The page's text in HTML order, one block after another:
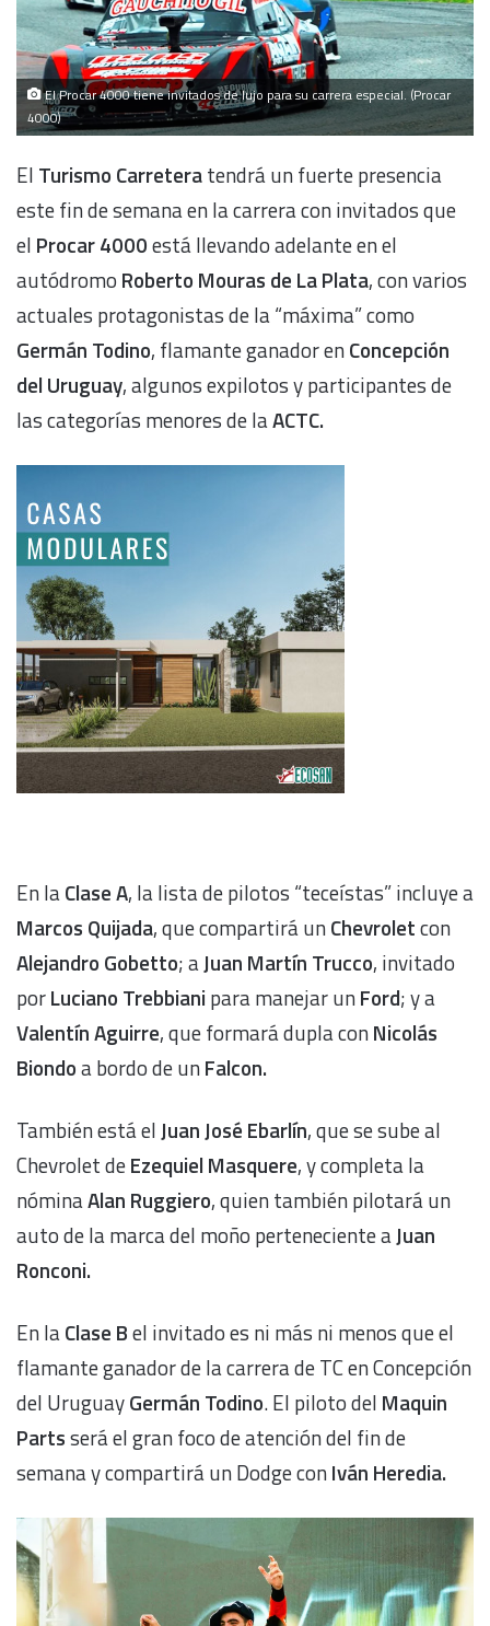
El Procar 4000 tiene invitados de lujo para su carrera especial. (Procar
4000)
El Turismo Carreteratendrá un fuerte presencia
este fin de semana en la carrera con invitados que
el Procar 4000está llevando adelante en el
autódromo Roberto Mouras de La Plata, con varios
actuales protagonistas de la “máxima” como
Germán Todino, flamante ganador enConcepción
del Uruguay, algunos expilotos y participantes de
las categorías menores de laACTC.
En laClase A, la lista de pilotos “teceístas” incluye a
Marcos Quijada, que compartirá unChevroletcon
Alejandro Gobetto; aJuan Martín Trucco, invitado
porLuciano Trebbiani para manejar unFord; y a
Valentín Aguirre, que formará dupla conNicolás
Biondoa bordo de unFalcon.
También está elJuan José Ebarlín, que se sube al
Chevrolet deEzequiel Masquere, y completa la
nóminaAlan Ruggiero, quien también pilotará un
auto de la marca del moño perteneciente aJuan
Ronconi.
En laClase Bel invitado es ni más ni menos que el
flamante ganador de la carrera de TC en Concepción
del UruguayGermán Todino. El piloto del Maquin
Partsserá el gran foco de atención del fin de
semana y compartirá un Dodge conIván Heredia.